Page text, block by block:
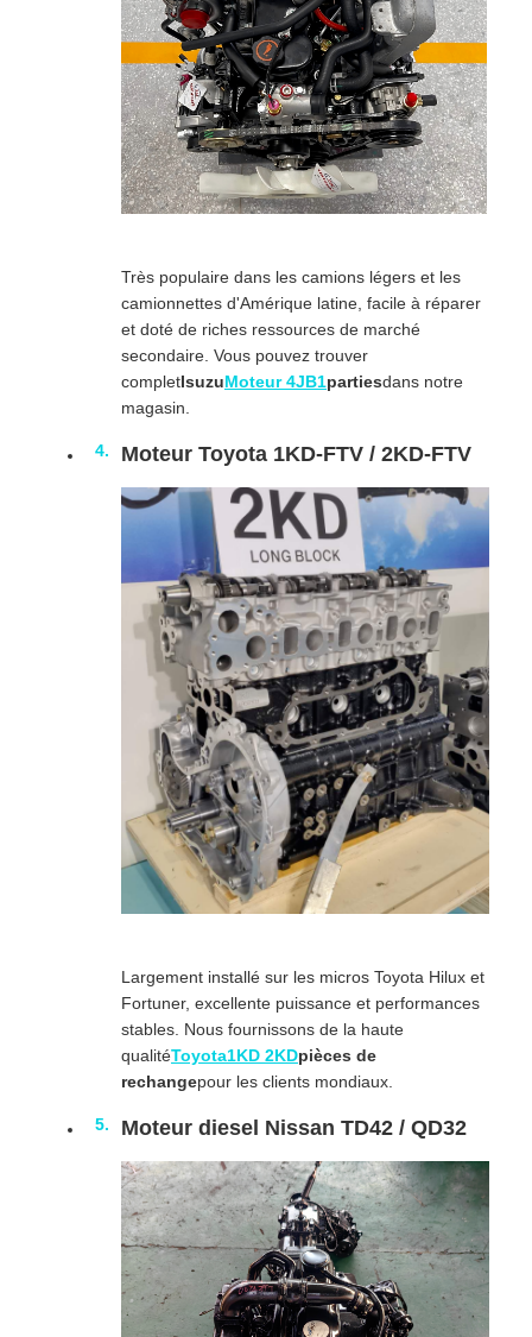
Très populaire dans les camions légers et les
camionnettes d'Amérique latine, facile à réparer
et doté de riches ressources de marché
secondaire. Vous pouvez trouver
completIsuzuMoteur 4JB1partiesdans notre
magasin.
Moteur Toyota 1KD-FTV / 2KD-FTV
Largement installé sur les micros Toyota Hilux et
Fortuner, excellente puissance et performances
stables. Nous fournissons de la haute
qualitéToyota1KD 2KDpièces de
rechangepour les clients mondiaux.
Moteur diesel Nissan TD42 / QD32